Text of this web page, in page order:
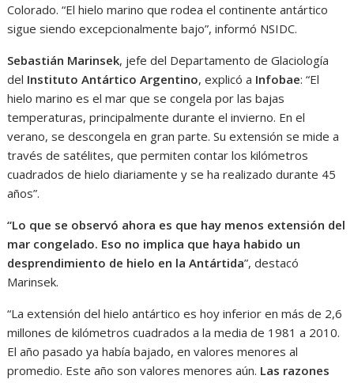
Colorado. “El hielo marino que rodea el continente antártico
sigue siendo excepcionalmente bajo”, informó NSIDC.
Sebastián Marinsek, jefe del Departamento de Glaciología
del Instituto Antártico Argentino, explicó a Infobae: “El
hielo marino es el mar que se congela por las bajas
temperaturas, principalmente durante el invierno. En el
verano, se descongela en gran parte. Su extensión se mide a
través de satélites, que permiten contar los kilómetros
cuadrados de hielo diariamente y se ha realizado durante 45
años”.
“Lo que se observó ahora es que hay menos extensión del
mar congelado. Eso no implica que haya habido un
desprendimiento de hielo en la Antártida”, destacó
Marinsek.
“La extensión del hielo antártico es hoy inferior en más de 2,6
millones de kilómetros cuadrados a la media de 1981 a 2010.
El año pasado ya había bajado, en valores menores al
promedio. Este año son valores menores aún. Las razones